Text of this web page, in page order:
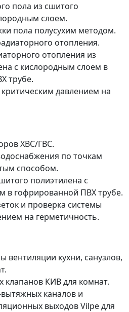
пола из сшитого
слоем.
пола полусухим методом.
отопления.
отопления из
с кислородным слоем в
трубе.
давлением на
ХВС/ГВС.
по точкам
способом.
полиэтилена с
в гофрированной ПВХ трубе.
и проверка системы
на герметичность.
вентиляции кухни, санузлов,
КИВ для комнат.
каналов и
выходов Vilpe для